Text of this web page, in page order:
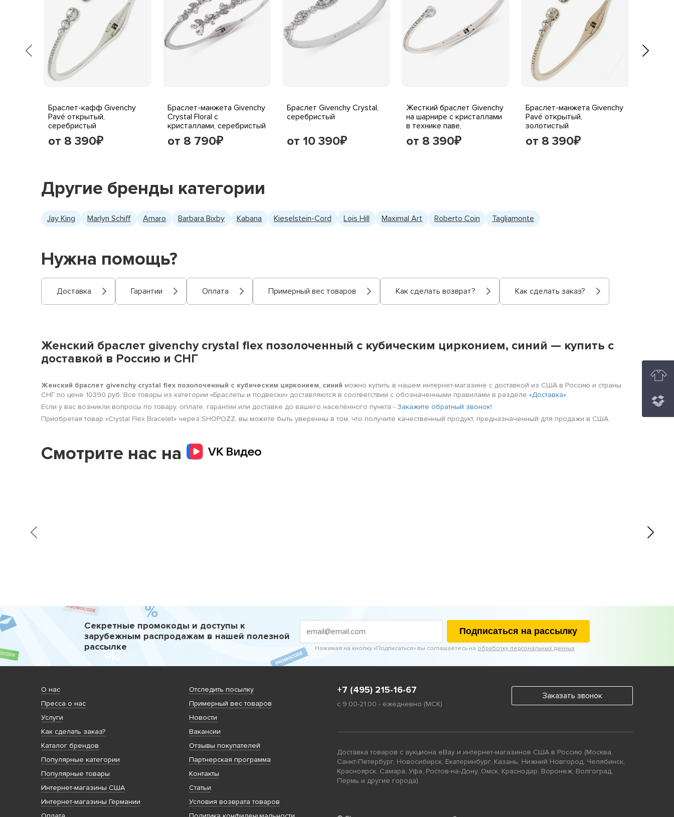
Браслет-кафф Givenchy
Pavé открытый,
серебристый
от 8 390₽
Браслет-манжета Givenchy
Crystal Floral с
кристаллами, серебристый
от 8 790₽
Браслет Givenchy Crystal,
серебристый
от 10 390₽
Жесткий браслет Givenchy
на шарнире с кристаллами
в технике паве,
серебристый
от 8 390₽
Браслет-манжета Givenchy
Pavé открытый,
золотистый
от 8 390₽
Другие бренды категории
Jay King Marlyn Schiff Amaro Barbara Bixby Kabana Kieselstein-Cord Lois Hill Maximal Art Roberto Coin Tagliamonte
Нужна помощь?
Доставка Гарантии Оплата Примерный вес товаров Как сделать возврат? Как сделать заказ?
Женский браслет givenchy crystal flex позолоченный с кубическим цирконием, синий — купить с
доставкой в Россию и СНГ
Женский браслет givenchy crystal flex позолоченный с кубическим цирконием, синий можно купить в нашем интернет-магазине с доставкой из США в Россию и страны
СНГ по цене 10390 руб. Все товары из категории «Браслеты и подвески» доставляются в соответствии с обозначенными правилами в разделе «Доставка».
Если у вас возникли вопросы по товару, оплате, гарантии или доставке до вашего населённого пункта - Закажите обратный звонок!
Приобретая товар «Crystal Flex Bracelet» через SHOPOZZ, вы можете быть уверенны в том, что получите качественный продукт, предназначенный для продажи в США.
Смотрите нас на
Секретные промокоды и доступы к
зарубежным распродажам в нашей полезной
рассылке
Подписаться на рассылку
Нажимая на кнопку «Подписаться» вы соглашаетесь на обработку персональных данных
О нас
Пресса о нас
Услуги
Как сделать заказ?
Каталог брендов
Популярные категории
Популярные товары
Интернет-магазины США
Интернет-магазины Германии
Отследить посылку
Примерный вес товаров
Новости
Вакансии
Отзывы покупателей
Партнерская программа
Контакты
Статьи
Условия возврата товаров
+7 (495) 215-16-67
с 9:00-21:00 - ежедневно (МСК)
Заказать звонок
Доставка товаров с аукциона eBay и интернет-магазинов США в Россию (Москва,
Санкт-Петербург, Новосибирск, Екатеринбург, Казань, Нижний Новгород, Челябинск,
Красноярск, Самара, Уфа, Ростов-на-Дону, Омск, Краснодар, Воронеж, Волгоград,
Пермь и другие города).